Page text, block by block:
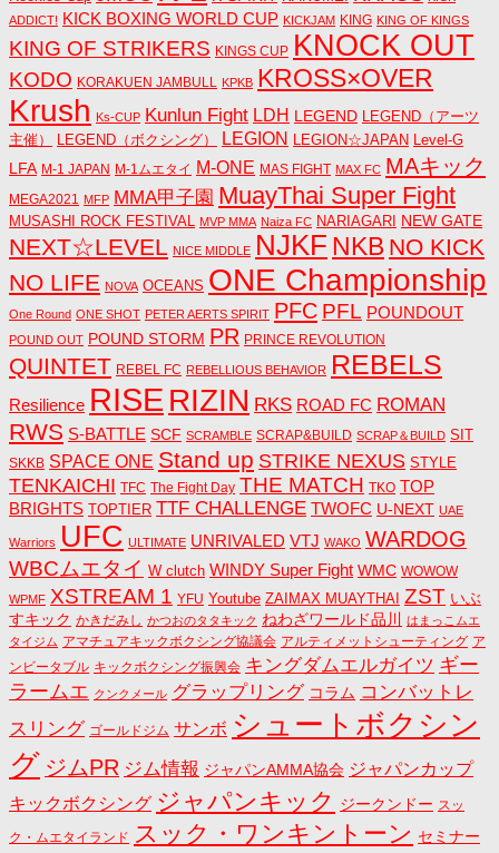
ADDICT! KICK BOXING WORLD CUP KICKJAM KING KING OF KINGS
KING OF STRIKERS KINGS CUP KNOCK OUT
KODO KORAKUEN JAMBULL KPKB KROSS×OVER
Krush Ks-CUP Kunlun Fight LDH LEGEND LEGEND（アーツ
主催）
LEGEND（ボクシング） LEGION LEGION☆JAPAN Level-G
LFA M-1 JAPAN M-1ムエタイ M-ONE MAS FIGHT MAX FC MAキック
MEGA2021 MFP MMA甲子園 MuayThai Super Fight
MUSASHI ROCK FESTIVAL MVP MMA Naiza FC NARIAGARI NEW GATE
NEXT☆LEVEL NICE MIDDLE NJKF NKB NO KICK
NO LIFE NOVA OCEANS ONE Championship
One Round ONE SHOT PETER AERTS SPIRIT PFC PFL POUNDOUT
POUND OUT POUND STORM PR PRINCE REVOLUTION
QUINTET REBEL FC REBELLIOUS BEHAVIOR REBELS
Resilience RISE RIZIN RKS ROAD FC ROMAN
RWS S-BATTLE SCF SCRAMBLE SCRAP&BUILD SCRAP＆BUILD SIT
SKKB SPACE ONE Stand up STRIKE NEXUS STYLE
TENKAICHI TFC The Fight Day THE MATCH TKO TOP
BRIGHTS TOPTIER TTF CHALLENGE TWOFC U-NEXT UAE
Warriors UFC ULTIMATE UNRIVALED VTJ WAKO WARDOG
WBCムエタイ W clutch WINDY Super Fight WMC WOWOW
WPMF XSTREAM 1 YFU Youtube ZAIMAX MUAYTHAI ZST いぶ
すキック かきだみし かつおのタタキック ねわざワールド品川
はまっこムエ
タイジム アマチュアキックボクシング協議会 アルティメットシューティング ア
ンビータブル キックボクシング振興会 キングダムエルガイツ ギー
ラームエ クンクメール グラップリング コラム コンバットレ
スリング ゴールドジム サンボ シュートボクシン
グ ジムPR ジム情報 ジャパンAMMA協会 ジャパンカップ
キックボクシング ジャパンキック ジークンドー スッ
ク・ムエタイランド スック・ワンキントーン セミナー